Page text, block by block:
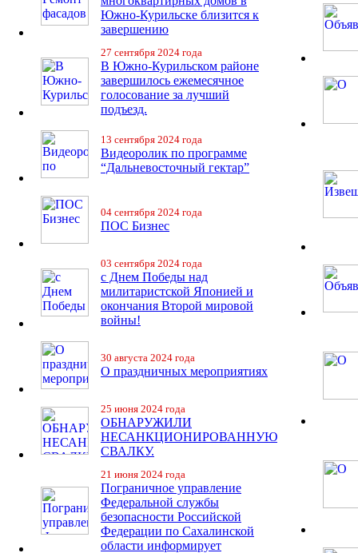
Южно-Курильске близится к
завершению
27 сентября 2024 года
В Южно-Курильском районе
завершилось ежемесячное
голосование за лучший
подъезд.
13 сентября 2024 года
Видеоролик по программе
“Дальневосточный гектар”
04 сентября 2024 года
ПОС Бизнес
03 сентября 2024 года
с Днем Победы над
милитаристской Японией и
окончания Второй мировой
войны!
30 августа 2024 года
О праздничных мероприятиях
25 июня 2024 года
ОБНАРУЖИЛИ
НЕСАНКЦИОНИРОВАННУЮ
СВАЛКУ.
21 июня 2024 года
Пограничное управление
Федеральной службы
безопасности Российской
Федерации по Сахалинской
области информирует